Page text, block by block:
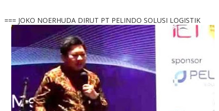
=== JOKO NOERHUDA DIRUT PT PELINDO SOLUSI LOGISTIK